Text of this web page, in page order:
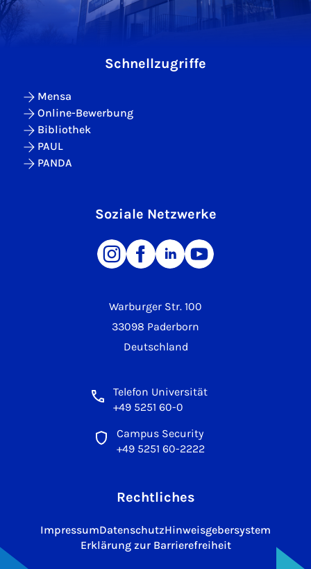
Warburger Str. 100
33098 Paderborn
Deutschland
Telefon Universität
+49 5251 60-0
Campus Security
+49 5251 60-2222
Schnellzugriffe
Mensa
Online-Bewerbung
Bibliothek
PAUL
PANDA
Soziale Netzwerke
Rechtliches
ImpressumDatenschutzHinweisgebersystem
Erklärung zur Barrierefreiheit